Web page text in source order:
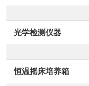
光学检测仪器
恒温摇床培养箱